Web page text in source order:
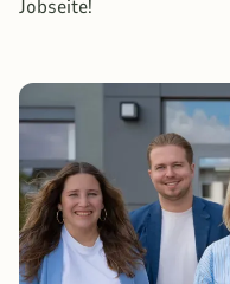
Jobseite!